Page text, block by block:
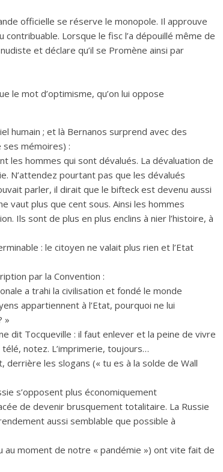
officielle se réserve le monopole. Il approuve
Lorsque le fisc l’a dépouillé même de
et déclare qu’il se Promène ainsi par
le mot d’optimisme, qu’on lui oppose
humain ; et là Bernanos surprend avec des
mémoires) :
les hommes qui sont dévalués. La dévaluation de
N’attendez pourtant pas que les dévalués
parler, il dirait que le bifteck est devenu aussi
vaut plus que cent sous. Ainsi les hommes
Ils sont de plus en plus enclins à nier l’histoire, à
: le citoyen ne valait plus rien et l’Etat
par la Convention :
a trahi la civilisation et fondé le monde
appartiennent à l’Etat, pourquoi ne lui
»
dit Tocqueville : il faut enlever et la peine de vivre
notez. L’imprimerie, toujours…
les slogans (« tu es à la solde de Wall
s’opposent plus économiquement
de devenir brusquement totalitaire. La Russie
aussi semblable que possible à
au moment de notre « pandémie ») ont vite fait de